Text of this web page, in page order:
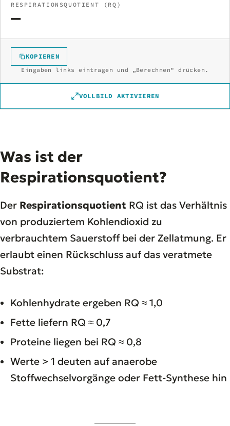
RESPIRATIONSQUOTIENT (RQ)
—
KOPIEREN
Eingaben links eintragen und „Berechnen" drücken.
VOLLBILD AKTIVIEREN
Was ist der
Respirationsquotient?
Der Respirationsquotient RQ ist das Verhältnis
von produziertem Kohlendioxid zu
verbrauchtem Sauerstoff bei der Zellatmung. Er
erlaubt einen Rückschluss auf das veratmete
Substrat:
Kohlenhydrate ergeben RQ ≈ 1,0
Fette liefern RQ ≈ 0,7
Proteine liegen bei RQ ≈ 0,8
Werte > 1 deuten auf anaerobe
Stoffwechselvorgänge oder Fett-Synthese hin